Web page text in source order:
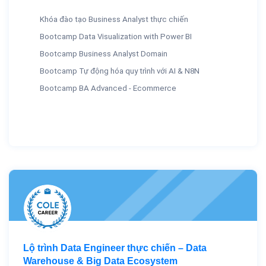
Khóa đào tạo Business Analyst thực chiến
Bootcamp Data Visualization with Power BI
Bootcamp Business Analyst Domain
Bootcamp Tự động hóa quy trình với AI & N8N
Bootcamp BA Advanced - Ecommerce
Lộ trình Data Engineer thực chiến – Data
Warehouse & Big Data Ecosystem